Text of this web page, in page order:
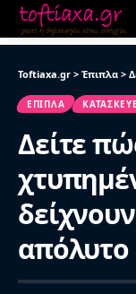
Toftiaxa.gr > Έπιπλα >
ΈΠΙΠΛΑ
Δείτε